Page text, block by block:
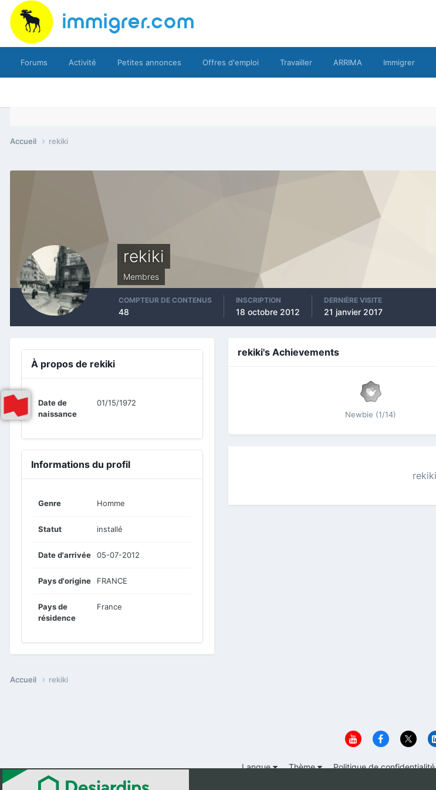
Forums Activité Petites annonces Offres d'emploi Travailler ARRIMA Immigrer
Accueil rekiki
rekiki
Membres
COMPTEUR DE CONTENUS
48
INSCRIPTION
18 octobre 2012
DERNIÈRE VISITE
21 janvier 2017
À propos de rekiki
Date de
naissance
01/15/1972
Informations du profil
Genre Homme
Statut installé
Date d'arrivée 05-07-2012
Pays d'origine FRANCE
Pays de
résidence
France
rekiki's Achievements
Newbie (1/14)
Accueil rekiki
Langue Thème Politique de confidentialité